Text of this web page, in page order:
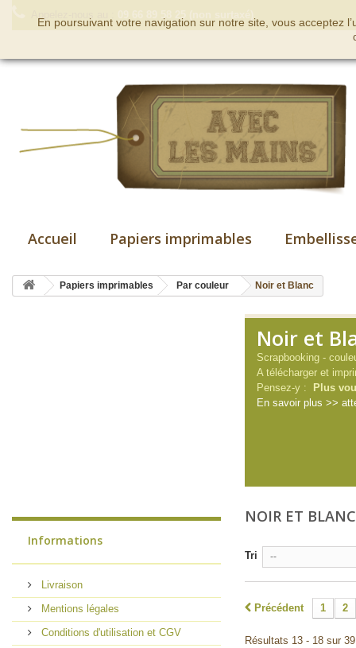
Accueil Papiers imprimables
Papiers imprimables Par couleur Noir et Blanc
Informations
Livraison
Mentions légales
Conditions d'utilisation et CGV
Noir et
Scrapbooking -
A télécharger et
Pensez-y :
Plus
En savoir plus >>
NOIR ET
Tri --
Précédent 1 2
Résultats 13 - 18 sur
En poursuivant votre navigation sur notre site, vous acceptez